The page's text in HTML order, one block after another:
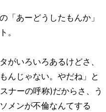
「あーどうしたもんか」
。
がいろいろあるけどさ、
んじゃない。やだね」と
ナーの呼称)だからさ、う
メンが不倫なんてする